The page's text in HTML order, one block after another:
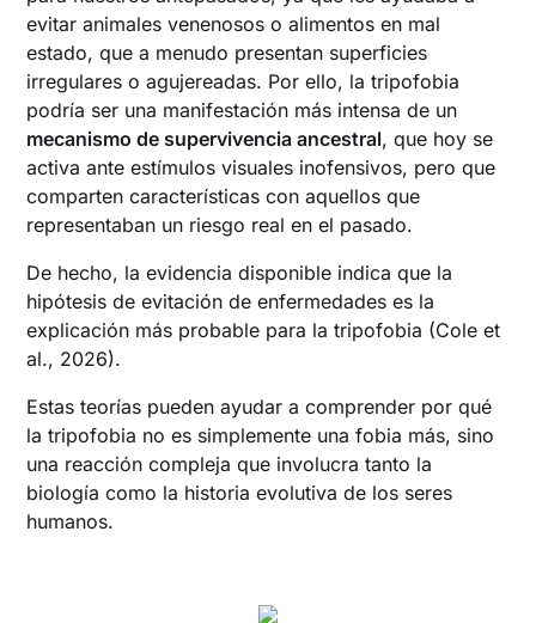
evitar animales venenosos o alimentos en mal
estado, que a menudo presentan superficies
irregulares o agujereadas. Por ello, la tripofobia
podría ser una manifestación más intensa de un
mecanismo de supervivencia ancestral, que hoy se
activa ante estímulos visuales inofensivos, pero que
comparten características con aquellos que
representaban un riesgo real en el pasado.
De hecho, la evidencia disponible indica que la
hipótesis de evitación de enfermedades es la
explicación más probable para la tripofobia (Cole et
al., 2026).
Estas teorías pueden ayudar a comprender por qué
la tripofobia no es simplemente una fobia más, sino
una reacción compleja que involucra tanto la
biología como la historia evolutiva de los seres
humanos.